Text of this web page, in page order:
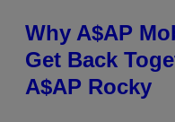
Why A$AP
Get Back
A$AP Rocky